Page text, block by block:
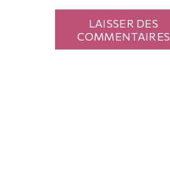
LAISSER DES
COMMENTAIRES